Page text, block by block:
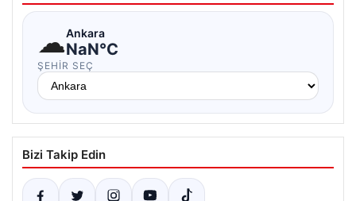
☁Ankara
NaN°C
ŞEHIR SEÇ
Bizi Takip Edin